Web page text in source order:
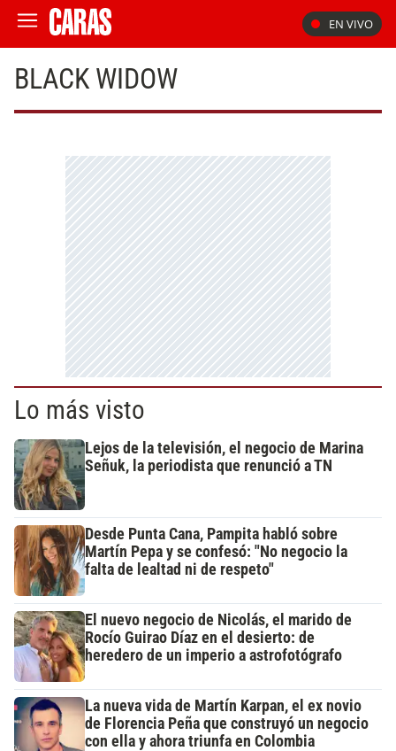
EN VIVO
BLACK WIDOW
Lo más visto
Lejos de la televisión, el negocio de Marina
Señuk, la periodista que renunció a TN
Desde Punta Cana, Pampita habló sobre
Martín Pepa y se confesó: "No negocio la
falta de lealtad ni de respeto"
El nuevo negocio de Nicolás, el marido de
Rocío Guirao Díaz en el desierto: de
heredero de un imperio a astrofotógrafo
La nueva vida de Martín Karpan, el ex novio
de Florencia Peña que construyó un negocio
con ella y ahora triunfa en Colombia